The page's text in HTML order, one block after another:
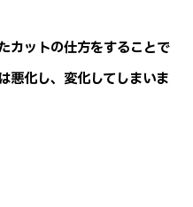
カットの仕方をすることで
悪化し、変化してしまいま